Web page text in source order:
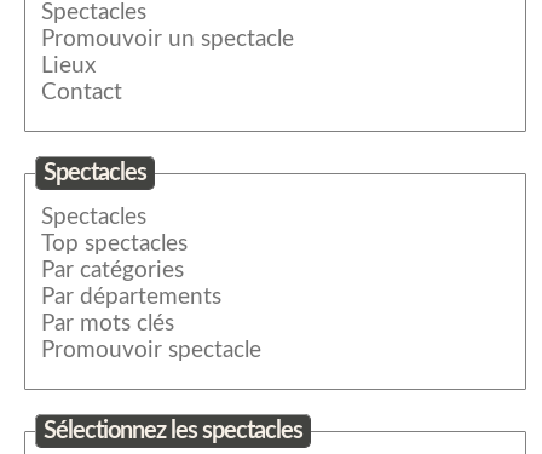
Spectacles
Promouvoir un spectacle
Lieux
Contact
Spectacles
Spectacles
Top spectacles
Par catégories
Par départements
Par mots clés
Promouvoir spectacle
Sélectionnez les spectacles